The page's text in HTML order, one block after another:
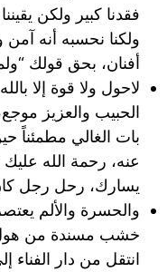
فقدنا كبير ولكن
ولكنا نحسبه أنه
أفنان، بحق قولك
لاحول ولا قوة إلا
الحبيب والعزيز
بات الغالي مطمئناً
عنه، رحمة الله
يسارك، رحل رجل
والحسرة والألم
خشب مسندة من هول
انتقل من دار الفناء